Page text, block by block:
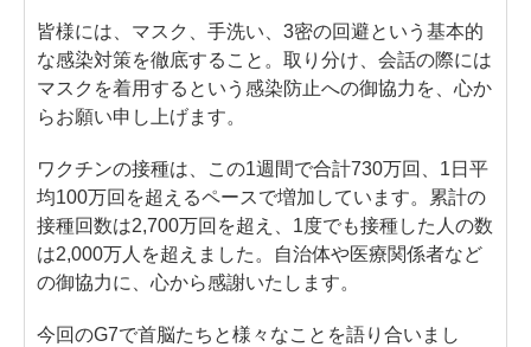
皆様には、マスク、手洗い、3密の回避という基本的
な感染対策を徹底すること。取り分け、会話の際には
マスクを着用するという感染防止への御協力を、心か
らお願い申し上げます。
ワクチンの接種は、この1週間で合計730万回、1日平
均100万回を超えるペースで増加しています。累計の
接種回数は2,700万回を超え、1度でも接種した人の数
は2,000万人を超えました。自治体や医療関係者など
の御協力に、心から感謝いたします。
今回のG7で首脳たちと様々なことを語り合いまし